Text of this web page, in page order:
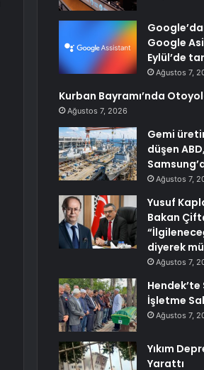
Google
Eylül’de
Ağustos 7,
Kurban Bayramı’nda
Ağustos 7, 2026
Gemi
düşen
Ağustos 7,
Yusuf
Bakan
diyerek
Ağustos 7,
Hendek’te
İşletme
Ağustos 7,
Yıkım
Yarattı